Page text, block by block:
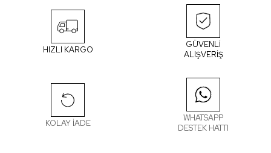
HIZLI KARGO
GÜVENLİ
ALIŞVERİŞ
KOLAY İADE
WHATSAPP
DESTEK HATTI